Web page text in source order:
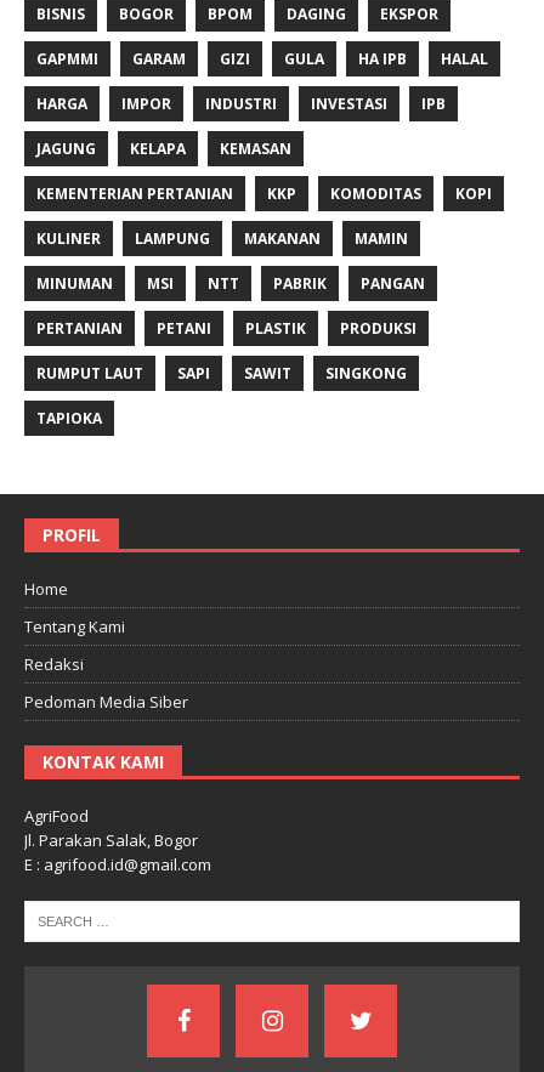
BISNIS BOGOR BPOM DAGING EKSPOR
GAPMMI GARAM GIZI GULA HA IPB HALAL
HARGA IMPOR INDUSTRI INVESTASI IPB
JAGUNG KELAPA KEMASAN
KEMENTERIAN PERTANIAN KKP KOMODITAS KOPI
KULINER LAMPUNG MAKANAN MAMIN
MINUMAN MSI NTT PABRIK PANGAN
PERTANIAN PETANI PLASTIK PRODUKSI
RUMPUT LAUT SAPI SAWIT SINGKONG
TAPIOKA
PROFIL
Home
Tentang Kami
Redaksi
Pedoman Media Siber
KONTAK KAMI
AgriFood
Jl. Parakan Salak, Bogor
E : agrifood.id@gmail.com